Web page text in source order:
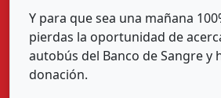
Y para que sea una mañana
pierdas la oportunidad de
autobús del Banco de Sangre y
donación.